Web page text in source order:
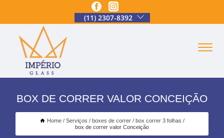
(11) 2307-8392
BOX DE CORRER VALOR CONCEIÇÃO
Home Serviços boxes de correr
box correr 3 folhas
box de correr valor Conceição